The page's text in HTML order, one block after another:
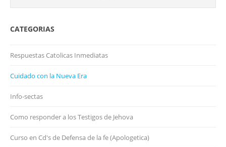
CATEGORIAS
Respuestas Catolicas Inmediatas
Cuidado con la Nueva Era
Info-sectas
Como responder a los Testigos de Jehova
Curso en Cd's de Defensa de la fe (Apologetica)